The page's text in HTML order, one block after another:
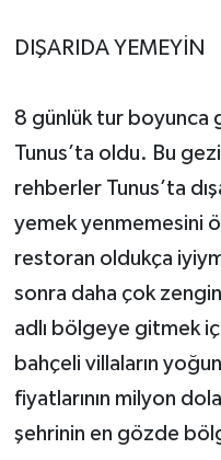
DIŞARIDA YEMEYİN
8 günlük tur boyunca
Tunus’ta oldu. Bu
rehberler Tunus’ta
yemek yenmemesini
restoran oldukça
sonra daha çok
adlı bölgeye gitmek
bahçeli villaların
fiyatlarının milyon
şehrinin en gözde